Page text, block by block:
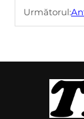
Următorul: